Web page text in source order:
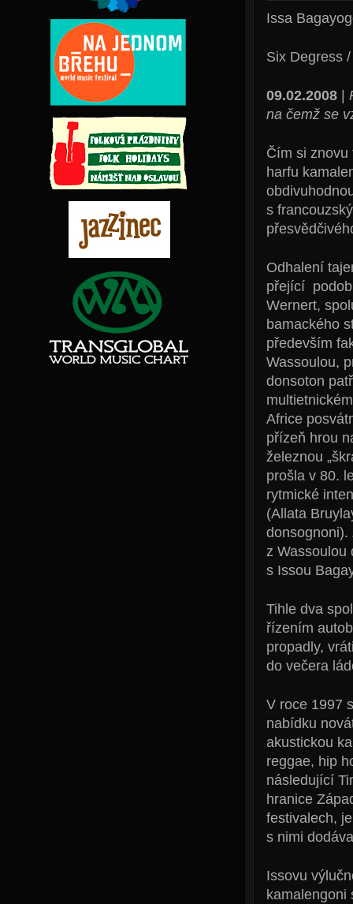
Issa
Six Degress
09.02.2008|
na čemž se
Čím si znovu
harfu
s
Odhalení
přející
Wernert,
bamackého
především
Wassoulou,
donsoton
Africe
přízeň hrou
železnou
prošla v 80.
rytmické
(Allata
donsognoni).
z Wassoulou
s Issou
Tihle dva
řízením
propadly,
do večera
V roce 1997
nabídku
akustickou
reggae, hip
následující
hranice
festivalech,
s nimi
Issovu
kamalengoni